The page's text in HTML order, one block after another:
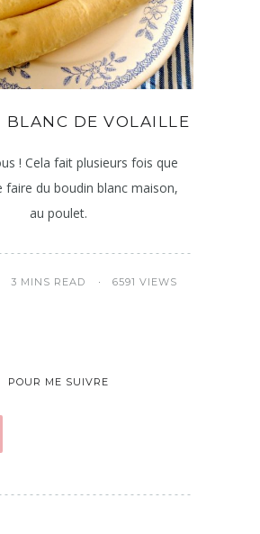
DE VOLAILLE
! Cela fait plusieurs fois que
faire du boudin blanc maison,
au poulet.
3 MINS READ 6591 VIEWS
POUR ME SUIVRE